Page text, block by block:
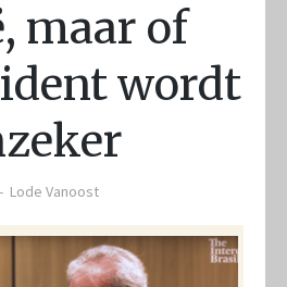
maar of
wordt
- Lode Vanoost